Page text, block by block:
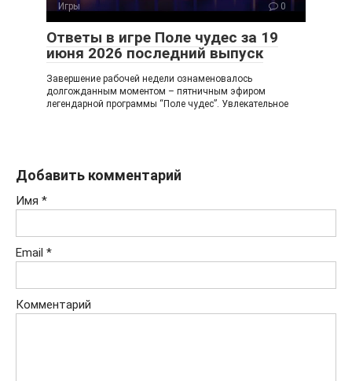
Игры 0
Ответы в игре Поле чудес за 19
июня 2026 последний выпуск
Завершение рабочей недели ознаменовалось
долгожданным моментом – пятничным эфиром
легендарной программы “Поле чудес”. Увлекательное
Добавить комментарий
Имя *
Email *
Комментарий